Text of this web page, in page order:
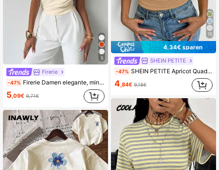
5
Firerie
-47% Firerie Damen elegante, minimalistische, modische, sexy Pendler-Musik-Festival-Urlaubs-Asymmetrischer-Ausschnitt drapiertes kurzes weißes Top, Frühling/Sommer
5,09€ 9,71€
15
4,34€ sparen
SHEIN PETITE
-47% SHEIN PETITE Apricot Quadratischer Ausschnitt Tanktop, Taillenbetonendes gerafftes Slim-Fit ärmelloses Top, Sommerlicher schicker Alltags-Casual Streetwear für Urlaub, Petite Frauen
4,84€ 9,18€